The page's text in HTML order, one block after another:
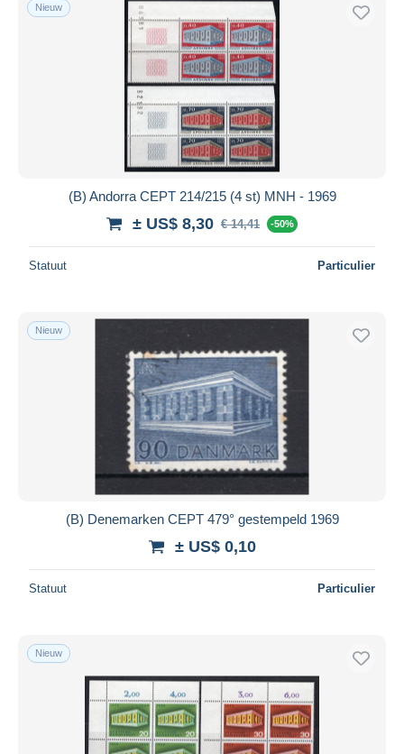
Nieuw
(B) Andorra CEPT 214/215 (4 st) MNH - 1969
± US$ 8,30 € 14,41 -50%
Statuut Particulier
Nieuw
(B) Denemarken CEPT 479° gestempeld 1969
± US$ 0,10
Statuut Particulier
Nieuw